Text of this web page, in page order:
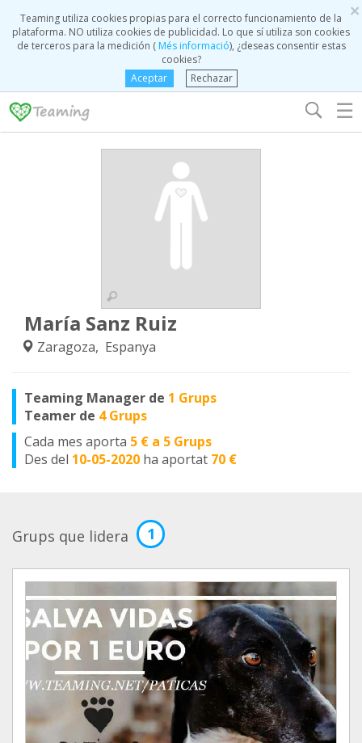
×
Teaming utiliza cookies propias para el correcto funcionamiento de la
plataforma. NO utiliza cookies de publicidad. Lo que sí utiliza son cookies
de terceros para la medición (Més informació), ¿deseas consentir estas
cookies?
Aceptar
Rechazar
☰
María Sanz Ruiz
Zaragoza, Espanya
Teaming Manager de 1 Grups
Teamer de 4 Grups
Cada mes aporta 5 € a 5 Grups
Des del 10-05-2020 ha aportat 70 €
Grups que lidera 1